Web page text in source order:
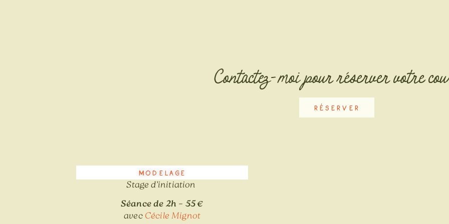
Contactez-moi pour réserver votre
RÉSERVER
Modelage
Stage d’initiation
Séance de 2h – 55 €
avec Cécile Mignot